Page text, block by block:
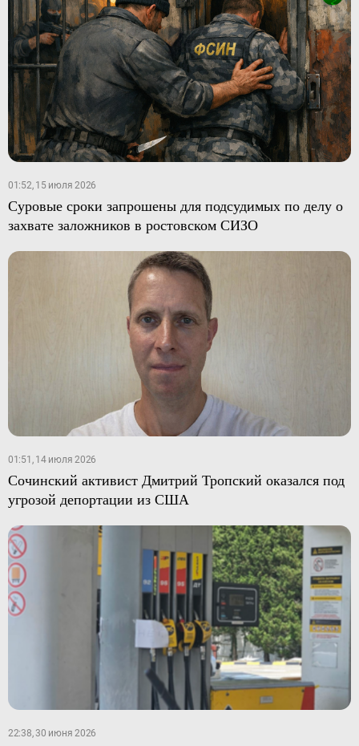
01:52, 15 июля 2026
Суровые сроки запрошены для подсудимых по делу о
захвате заложников в ростовском СИЗО
01:51, 14 июля 2026
Сочинский активист Дмитрий Тропский оказался под
угрозой депортации из США
22:38, 30 июня 2026